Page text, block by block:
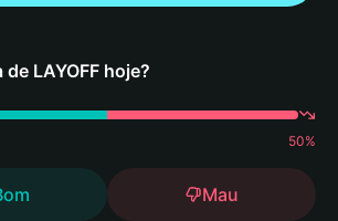
LAYOFF hoje?
50%
Mau